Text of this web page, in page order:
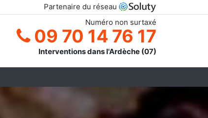
Partenaire du réseau
Numéro non surtaxé
09 70 14 76 17
Interventions dans l'Ardèche (07)